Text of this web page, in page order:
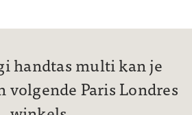
handtas multi kan je
volgende Paris Londres